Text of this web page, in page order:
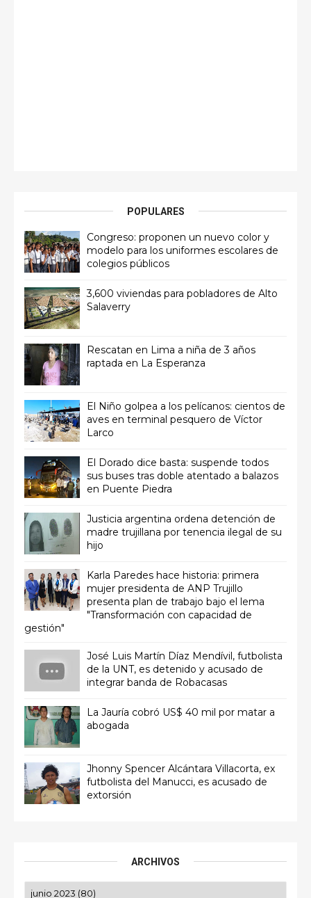
POPULARES
Congreso: proponen un nuevo color y
modelo para los uniformes escolares de
colegios públicos
3,600 viviendas para pobladores de Alto
Salaverry
Rescatan en Lima a niña de 3 años
raptada en La Esperanza
El Niño golpea a los pelícanos: cientos de
aves en terminal pesquero de Víctor
Larco
El Dorado dice basta: suspende todos
sus buses tras doble atentado a balazos
en Puente Piedra
Justicia argentina ordena detención de
madre trujillana por tenencia ilegal de su
hijo
Karla Paredes hace historia: primera
mujer presidenta de ANP Trujillo
presenta plan de trabajo bajo el lema
"Transformación con capacidad de
gestión"
José Luis Martín Díaz Mendívil, futbolista
de la UNT, es detenido y acusado de
integrar banda de Robacasas
La Jauría cobró US$ 40 mil por matar a
abogada
Jhonny Spencer Alcántara Villacorta, ex
futbolista del Manucci, es acusado de
extorsión
ARCHIVOS